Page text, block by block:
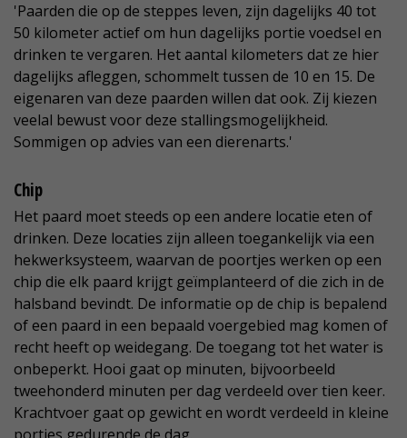
'Paarden die op de steppes leven, zijn dagelijks 40 tot
50 kilometer actief om hun dagelijks portie voedsel en
drinken te vergaren. Het aantal kilometers dat ze hier
dagelijks afleggen, schommelt tussen de 10 en 15. De
eigenaren van deze paarden willen dat ook. Zij kiezen
veelal bewust voor deze stallingsmogelijkheid.
Sommigen op advies van een dierenarts.'
Chip
Het paard moet steeds op een andere locatie eten of
drinken. Deze locaties zijn alleen toegankelijk via een
hekwerksysteem, waarvan de poortjes werken op een
chip die elk paard krijgt geïmplanteerd of die zich in de
halsband bevindt. De informatie op de chip is bepalend
of een paard in een bepaald voergebied mag komen of
recht heeft op weidegang. De toegang tot het water is
onbeperkt. Hooi gaat op minuten, bijvoorbeeld
tweehonderd minuten per dag verdeeld over tien keer.
Krachtvoer gaat op gewicht en wordt verdeeld in kleine